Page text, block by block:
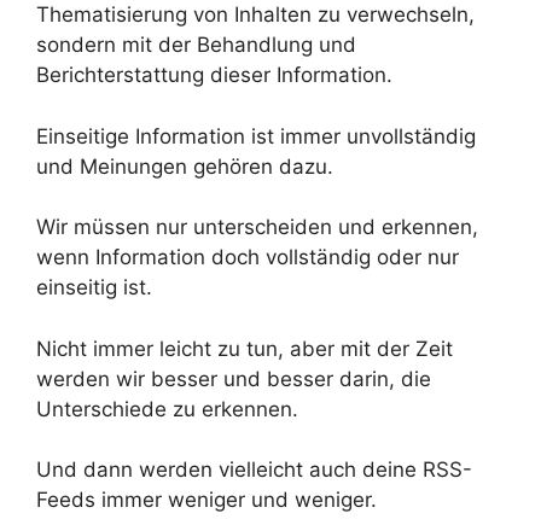
Thematisierung von Inhalten zu verwechseln,
sondern mit der Behandlung und
Berichterstattung dieser Information.
Einseitige Information ist immer unvollständig
und Meinungen gehören dazu.
Wir müssen nur unterscheiden und erkennen,
wenn Information doch vollständig oder nur
einseitig ist.
Nicht immer leicht zu tun, aber mit der Zeit
werden wir besser und besser darin, die
Unterschiede zu erkennen.
Und dann werden vielleicht auch deine RSS-
Feeds immer weniger und weniger.